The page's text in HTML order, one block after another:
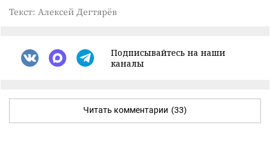
Текст: Алексей Дегтярёв
Подписывайтесь на наши
каналы
Читать комментарии (33)